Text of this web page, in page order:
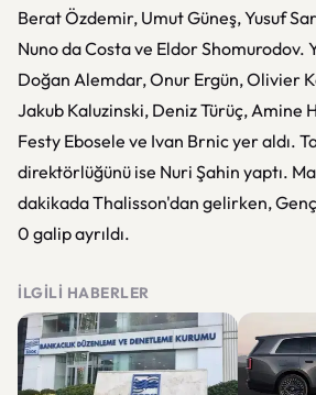
Berat Özdemir, Umut Güneş, Yusuf
Nuno da Costa ve Eldor Shomurodov.
Doğan Alemdar, Onur Ergün, Olivier
Jakub Kaluzinski, Deniz Türüç, Amine
Festy Ebosele ve Ivan Brnic yer aldı.
direktörlüğünü ise Nuri Şahin yaptı.
dakikada Thalisson'dan gelirken,
0 galip ayrıldı.
İLGILI HABERLER